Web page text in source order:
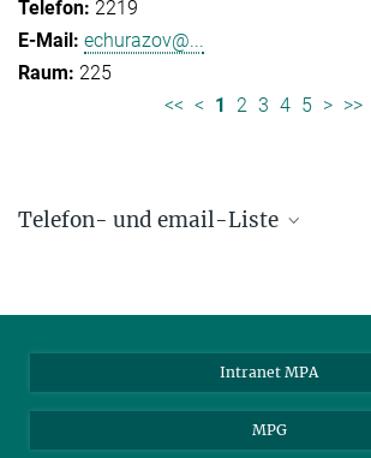
2219
echurazov@...
225
<< < 1 2 3 4 5 > >>
Telefon- und email-Liste
85748 Garching, Germany
Intranet MPA
MPG